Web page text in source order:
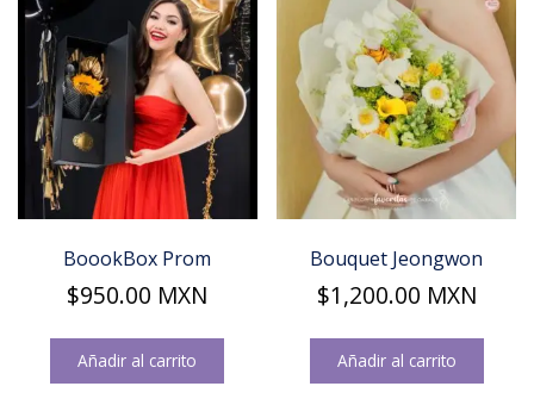
BoookBox Prom
$950.00 MXN
Añadir al carrito
Bouquet Jeongwon
$1,200.00 MXN
Añadir al carrito